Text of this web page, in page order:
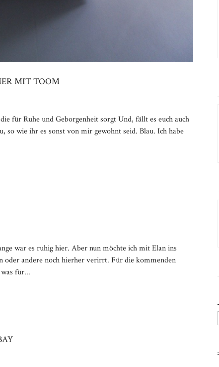
MIT TOOM
für Ruhe und Geborgenheit sorgt Und, fällt es euch auch
so wie ihr es sonst von mir gewohnt seid. Blau. Ich habe
war es ruhig hier. Aber nun möchte ich mit Elan ins
oder andere noch hierher verirrt. Für die kommenden
für...